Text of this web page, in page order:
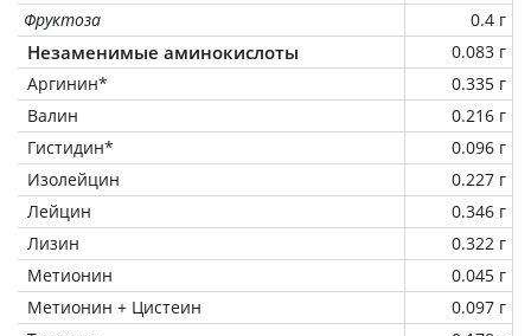
Фруктоза
0.4 г
Незаменимые аминокислоты
0.083 г
Аргинин*
0.335 г
Валин
0.216 г
Гистидин*
0.096 г
Изолейцин
0.227 г
Лейцин
0.346 г
Лизин
0.322 г
Метионин
0.045 г
Метионин + Цистеин
0.097 г